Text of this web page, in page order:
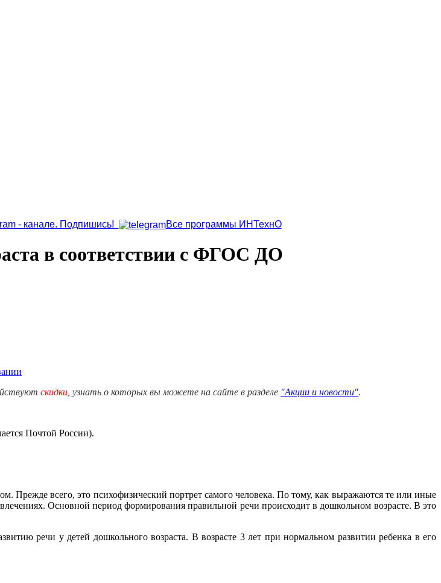
- канале. Подпишись!
Все программы ИНТехнО
в соответствии с ФГОС ДО
скидки , узнать о которых вы можете на сайте в разделе "Акции и новости".
Почтой России).
Прежде всего, это психофизический портрет самого человека. По тому, как выражаются те или иные
Основной период формирования правильной речи происходит в дошкольном возрасте. В это
речи у детей дошкольного возраста. В возрасте 3 лет при нормальном развитии ребенка в его